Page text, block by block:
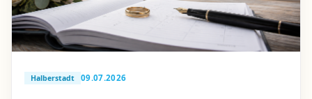
Halberstadt 09.07.2026